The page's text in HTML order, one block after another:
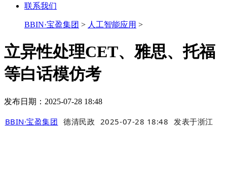
联系我们
BBIN·宝盈集团 > 人工智能应用 >
立异性处理CET、雅思、托福
等白话模仿考
发布日期：2025-07-28 18:48
BBIN·宝盈集团 德清民政 2025-07-28 18:48 发表于浙江